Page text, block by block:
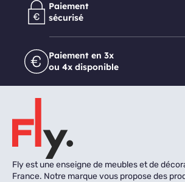
Paiement
sécurisé
Paiement en 3x
ou 4x disponible
Fly est une enseigne de meubles et de
France. Notre marque vous propose des